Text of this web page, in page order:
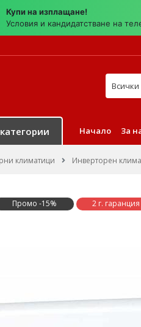
Купи на изплащане!
Условия и кандидатстване на
Търси
Начало За
климатици Инверторен
Промо -15% 2 г. гаранция